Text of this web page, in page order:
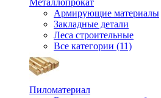
Армирующие материалы
Закладные детали
Леса строительные
Все категории (11)
Пиломатериал